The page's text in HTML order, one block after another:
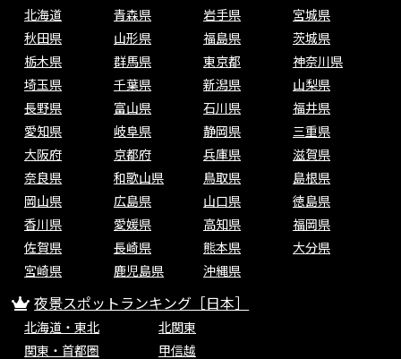
北海道 青森県 岩手県
宮城県
秋田県
山形県 福島県
茨城県
栃木県
群馬県 東京都
神奈川県
埼玉県
千葉県 新潟県
山梨県
長野県
富山県 石川県
福井県
愛知県
岐阜県 静岡県
三重県
大阪府
京都府 兵庫県
滋賀県
奈良県
和歌山県 鳥取県
島根県
岡山県
広島県 山口県
徳島県
香川県
愛媛県 高知県
福岡県
佐賀県
長崎県 熊本県
大分県
宮崎県
鹿児島県 沖縄県
夜景スポットランキング［日本］
北海道・東北
北関東
関東・首都圏
甲信越